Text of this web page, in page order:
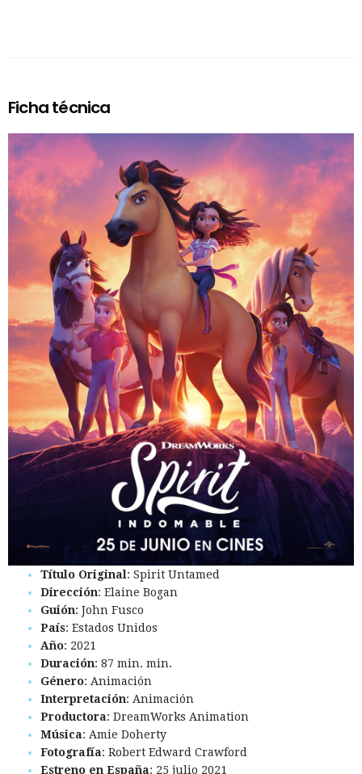
Ficha técnica
Título Original: Spirit Untamed
Dirección: Elaine Bogan
Guión: John Fusco
País: Estados Unidos
Año: 2021
Duración: 87 min. min.
Género: Animación
Interpretación: Animación
Productora: DreamWorks Animation
Música: Amie Doherty
Fotografía: Robert Edward Crawford
Estreno en España: 25 julio 2021